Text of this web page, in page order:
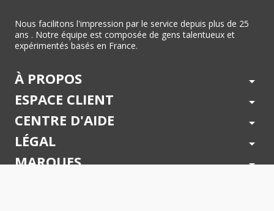
Nous facilitons l'impression par le service depuis plus de 25
ans . Notre équipe est composée de gens talentueux et
expérimentés basés en France.
À PROPOS arrow_drop_down
ESPACE CLIENT arrow_drop_down
CENTRE D'AIDE arrow_drop_down
LÉGAL arrow_drop_down
MARQUES arrow_drop_down